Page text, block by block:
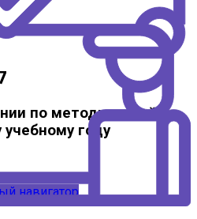
по методической
учебному году
навигатор